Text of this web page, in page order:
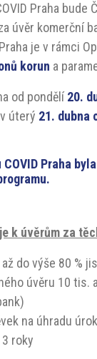
Praha bude
úvěr komerční
je v rámci
korun a
od pondělí20.
úterý 21. dubna
Praha
k úvěrům za
až do výše 80 %
úvěru 10
na úhradu
roky